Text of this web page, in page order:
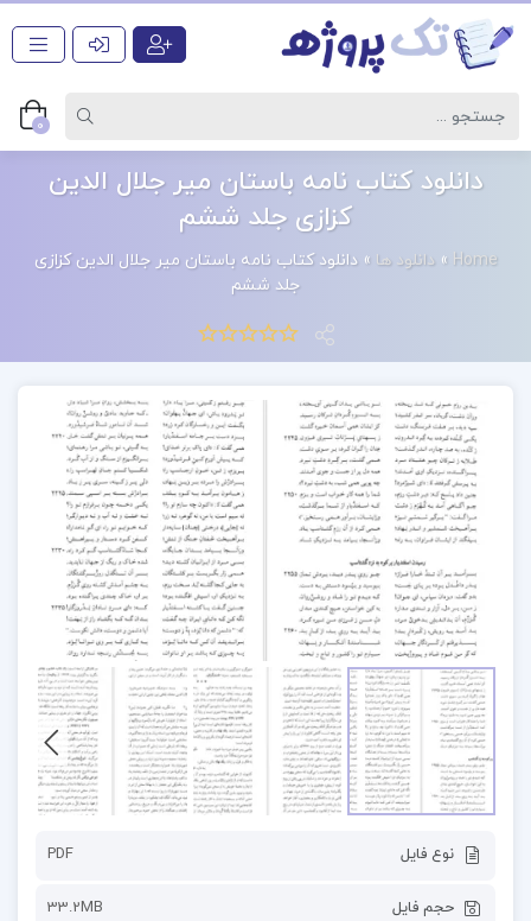
0
دانلود کتاب نامه باستان میر جلال الدین
کزازی جلد ششم
Home
»دانلود ها »دانلود کتاب نامه باستان میر جلال الدین کزازی
جلد ششم
نوع فایل PDF
حجم فایل 33.2MB